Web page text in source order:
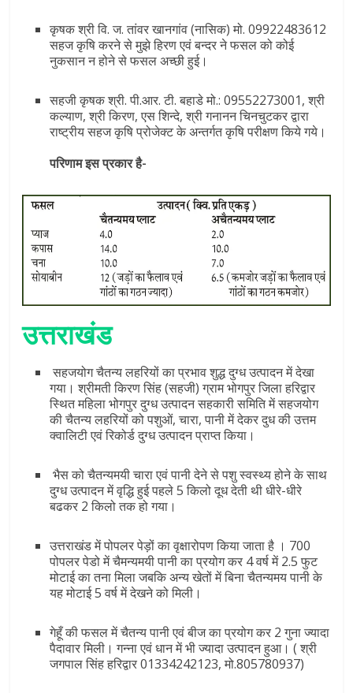
कृषक श्री वि. ज. तांवर खानगांव (नासिक) मो. 09922483612
सहज कृषि करने से मुझे हिरण एवं बन्दर ने फसल को कोई
नुकसान न होने से फसल अच्छी हुई।
सहजी कृषक श्री. पी.आर. टी. बहाडे मो.: 09552273001, श्री
कल्याण, श्री किरण, एस शिन्दे, श्री गनानन चिनचुटकर द्वारा
राष्ट्रीय सहज कृषि प्रोजेक्ट के अन्तर्गत कृषि परीक्षण किये गये।
परिणाम इस प्रकार है-
उत्तराखंड
सहजयोग चैतन्य लहरियों का प्रभाव शुद्ध दुग्ध उत्पादन में देखा
गया। श्रीमती किरण सिंह (सहजी) ग्राम भोगपुर जिला हरिद्वार
स्थित महिला भोगपुर दुग्ध उत्पादन सहकारी समिति में सहजयोग
की चैतन्य लहरियों को पशुओं, चारा, पानी में देकर दुध की उत्तम
क्वालिटी एवं रिकोर्ड दुग्ध उत्पादन प्राप्त किया।
भैस को चैतन्यमयी चारा एवं पानी देने से पशु स्वस्थ्य होने के साथ
दुग्ध उत्पादन में वृद्धि हुई पहले 5 किलो दूध देती थी धीरे-धीरे
बढकर 2 किलो तक हो गया।
उत्तराखंड में पोपलर पेड़ों का वृक्षारोपण किया जाता है । 700
पोपलर पेडो में चैमन्यमयी पानी का प्रयोग कर 4 वर्ष में 2.5 फुट
मोटाई का तना मिला जबकि अन्य खेतों में बिना चैतन्यमय पानी के
यह मोटाई 5 वर्ष में देखने को मिली।
गेहूँ की फसल में चैतन्य पानी एवं बीज का प्रयोग कर 2 गुना ज्यादा
पैदावार मिली। गन्ना एवं धान में भी ज्यादा उत्पादन हुआ। ( श्री
जगपाल सिंह हरिद्वार 01334242123, मो.805780937)